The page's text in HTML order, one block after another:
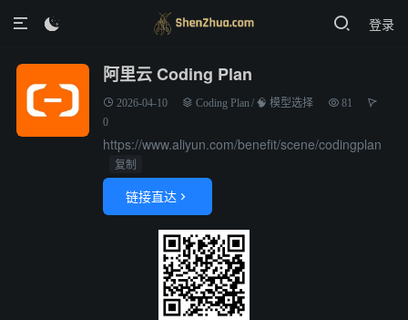
登录

阿里云 Coding Plan
2026-04-10 Coding Plan / 🧠 模型选择
81
0
https://www.aliyun.com/benefit/scene/codingplan
复制
链接直达 